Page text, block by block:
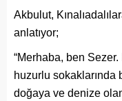
Akbulut,
anlatıyor;
“Merhaba, ben Sezer.
huzurlu sokaklarında
doğaya ve denize